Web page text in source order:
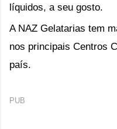
líquidos, a seu gosto.
A NAZ Gelatarias tem
nos principais Centros
país.
PUB